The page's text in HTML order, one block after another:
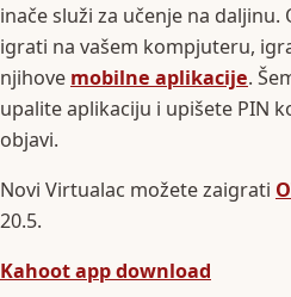
inače služi za učenje na
igrati na vašem kompjuteru,
njihove mobilne aplikacije.
upalite aplikaciju i upišete PIN
objavi.
Novi Virtualac možete zaigrati
20.5.
Kahoot app download